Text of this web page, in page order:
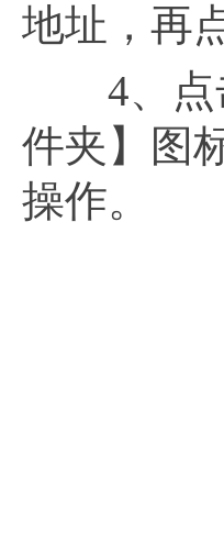
地址，再
4、点击
件夹】图
操作。